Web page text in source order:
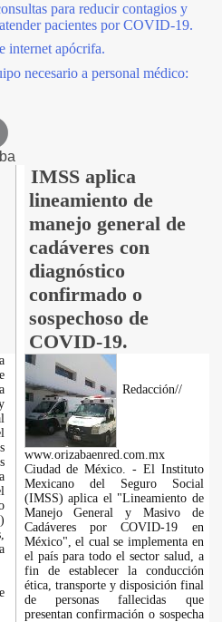
para reducir contagios y
pacientes por COVID-19.
internet apócrifa.
necesario a personal médico:
IMSS aplica
lineamiento de
manejo general de
cadáveres con
diagnóstico
confirmado o
sospechoso de
COVID-19.
Redacción//
www.orizabaenred.com.mx
Ciudad de México. - El Instituto
Mexicano del Seguro Social
(IMSS) aplica el "Lineamiento de
Manejo General y Masivo de
Cadáveres por COVID-19 en
México", el cual se implementa en
el país para todo el sector salud, a
fin de establecer la conducción
ética, transporte y disposición final
de personas fallecidas que
presentan confirmación o sospecha